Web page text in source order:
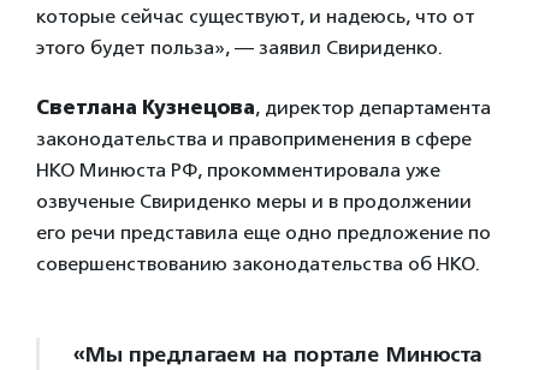
которые сейчас существуют, и надеюсь, что от
этого будет польза», — заявил Свириденко.
Светлана Кузнецова, директор департамента
законодательства и правоприменения в сфере
НКО Минюста РФ, прокомментировала уже
озвученые Свириденко меры и в продолжении
его речи представила еще одно предложение по
совершенствованию законодательства об НКО.
«Мы предлагаем на портале Минюста